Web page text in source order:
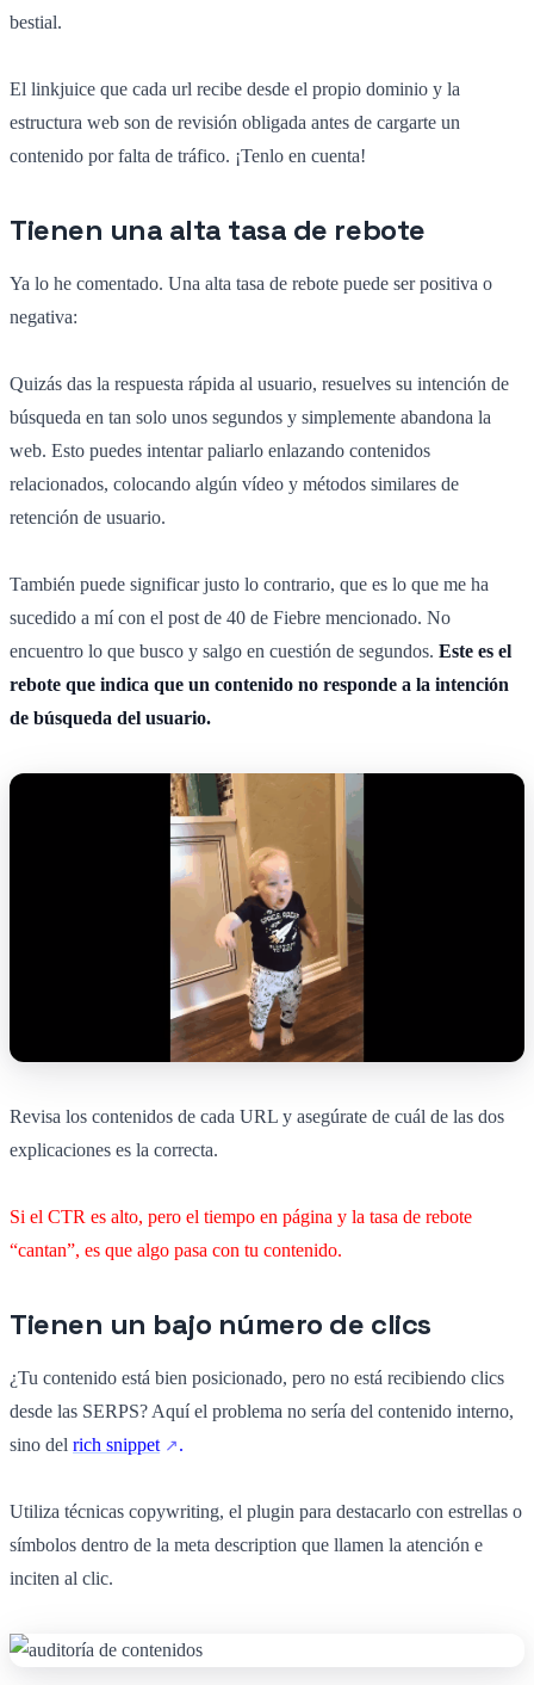
bestial.
El linkjuice que cada url recibe desde el propio dominio y la
estructura web son de revisión obligada antes de cargarte un
contenido por falta de tráfico. ¡Tenlo en cuenta!
Tienen una alta tasa de rebote
Ya lo he comentado. Una alta tasa de rebote puede ser positiva o
negativa:
Quizás das la respuesta rápida al usuario, resuelves su intención de
búsqueda en tan solo unos segundos y simplemente abandona la
web. Esto puedes intentar paliarlo enlazando contenidos
relacionados, colocando algún vídeo y métodos similares de
retención de usuario.
También puede significar justo lo contrario, que es lo que me ha
sucedido a mí con el post de 40 de Fiebre mencionado. No
encuentro lo que busco y salgo en cuestión de segundos. Este es el
rebote que indica que un contenido no responde a la intención
de búsqueda del usuario.
Revisa los contenidos de cada URL y asegúrate de cuál de las dos
explicaciones es la correcta.
Si el CTR es alto, pero el tiempo en página y la tasa de rebote
“cantan”, es que algo pasa con tu contenido.
Tienen un bajo número de clics
¿Tu contenido está bien posicionado, pero no está recibiendo clics
desde las SERPS? Aquí el problema no sería del contenido interno,
sino del rich snippet .
Utiliza técnicas copywriting, el plugin para destacarlo con estrellas o
símbolos dentro de la meta description que llamen la atención e
inciten al clic.